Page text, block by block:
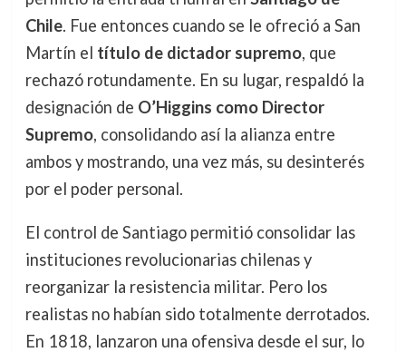
Chile. Fue entonces cuando se le ofreció a San
Martín el título de dictador supremo, que
rechazó rotundamente. En su lugar, respaldó la
designación de O’Higgins como Director
Supremo, consolidando así la alianza entre
ambos y mostrando, una vez más, su desinterés
por el poder personal.
El control de Santiago permitió consolidar las
instituciones revolucionarias chilenas y
reorganizar la resistencia militar. Pero los
realistas no habían sido totalmente derrotados.
En 1818, lanzaron una ofensiva desde el sur, lo